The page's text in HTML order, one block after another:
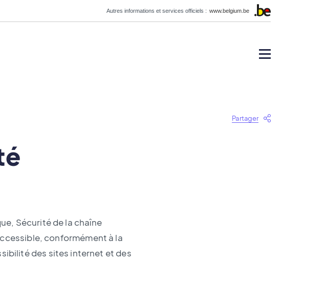
Autres informations et services officiels : www.belgium.be
Partager
Sécurité de la chaîne
conformément à la
des sites internet et des